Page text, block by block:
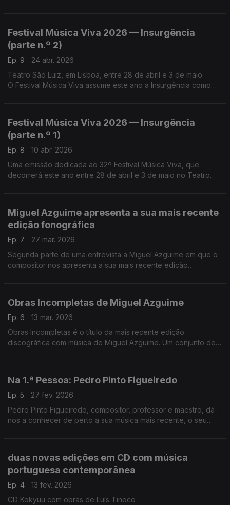
Festival Música Viva 2026 — Insurgência
(parte n.º 2)
Ep. 9
24 abr. 2026
Teatro São Luiz, em Lisboa, entre 28 de abril e 3 de maio.
O Festival Música Viva assume este ano a Insurgência como
Festival Música Viva 2026 — Insurgência
(parte n.º 1)
Ep. 8
10 abr. 2026
Uma emissão dedicada ao 32º Festival Música Viva, que
decorrerá este ano entre 28 de abril e 3 de maio no Teatro
Miguel Azguime apresenta a sua mais recente
edição fonográfica
Ep. 7
27 mar. 2026
Segunda parte de uma entrevista a Miguel Azguime em que o
compositor nos apresenta a sua mais recente edição
Obras Incompletas de Miguel Azguime
Ep. 6
13 mar. 2026
Obras Incompletas é o título da mais recente edição
discográfica com música de Miguel Azguime. Um conjunto de
Na 1.ª Pessoa: Pedro Pinto Figueiredo
Ep. 5
27 fev. 2026
Pedro Pinto Figueiredo, compositor, professor e maestro, dá-
nos a conhecer de perto a sua música mais recente, o seu
duas novas edições em CD com música
portuguesa contemporânea
Ep. 4
13 fev. 2026
CD Kokyuu com obras de Luís Tinoco